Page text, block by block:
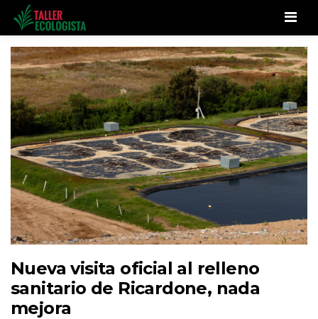
Nueva visita oficial al relleno
sanitario de Ricardone, nada
mejora